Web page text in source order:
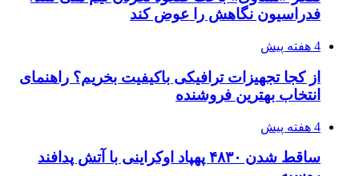
۱۴۰۵/۰۴/۱۸
۱۴۲۰؛ راه ارتباطی بیمه شدگان تأمین‌اجتماعی
۱۴۰۵/۰۴/۱۶
طی ۲ تا ۳ ماه آینده
۱۴۰۵/۰۴/۱۵